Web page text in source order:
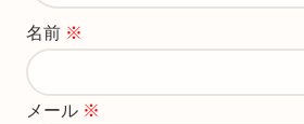
名前 ※
メール ※